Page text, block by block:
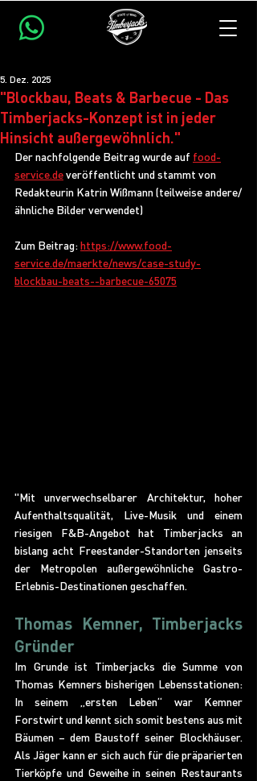
"Blockbau, Beats & Barbecue - Das
Timberjacks-Konzept ist in jeder
Hinsicht außergewöhnlich."
5. Dez. 2025
Der nachfolgende Beitrag wurde auf food-
service.de veröffentlicht und stammt von
Redakteurin Katrin Wißmann (teilweise andere/
ähnliche Bilder verwendet)
Zum Beitrag: https://www.food-
service.de/maerkte/news/case-study-
blockbau-beats--barbecue-65075
"Mit unverwechselbarer Architektur, hoher
Aufenthaltsqualität, Live-Musik und einem
riesigen F&B-Angebot hat Timberjacks an
bislang acht Freestander-Standorten jenseits
der Metropolen außergewöhnliche Gastro-
Erlebnis-Destinationen geschaffen.
Thomas Kemner, Timberjacks
Gründer
Im Grunde ist Timberjacks die Summe von
Thomas Kemners bisherigen Lebensstationen:
In seinem „ersten Leben“ war Kemner
Forstwirt und kennt sich somit bestens aus mit
Bäumen – dem Baustoff seiner Blockhäuser.
Als Jäger kann er sich auch für die präparierten
Tierköpfe und Geweihe in seinen Restaurants